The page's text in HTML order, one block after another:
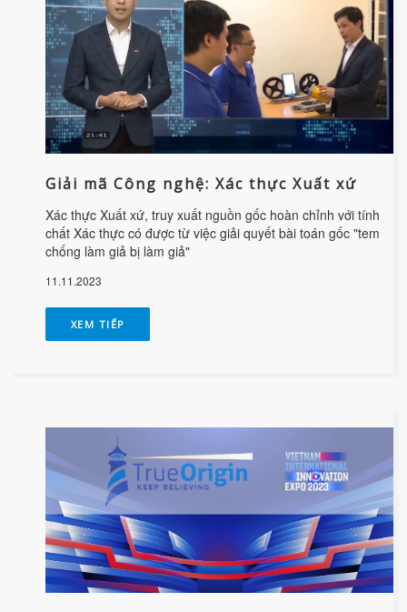
Giải mã Công nghệ: Xác thực Xuất xứ
Xác thực Xuất xứ, truy xuất nguồn gốc hoàn chỉnh với tính
chất Xác thực có được từ việc giải quyết bài toán gốc "tem
chống làm giả bị làm giả"
11.11.2023
XEM TIẾP